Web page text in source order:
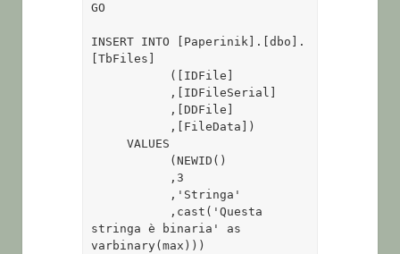
GO
INSERT INTO [Paperinik].[dbo].
[TbFiles]
     VALUES
stringa è binaria' as
varbinary(max)))